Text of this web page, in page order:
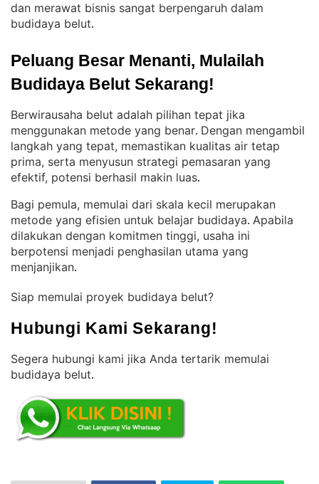
dan merawat bisnis sangat berpengaruh dalam
budidaya belut.
Peluang Besar Menanti, Mulailah
Budidaya Belut Sekarang!
Berwirausaha belut adalah pilihan tepat jika
menggunakan metode yang benar. Dengan mengambil
langkah yang tepat, memastikan kualitas air tetap
prima, serta menyusun strategi pemasaran yang
efektif, potensi berhasil makin luas.
Bagi pemula, memulai dari skala kecil merupakan
metode yang efisien untuk belajar budidaya. Apabila
dilakukan dengan komitmen tinggi, usaha ini
berpotensi menjadi penghasilan utama yang
menjanjikan.
Siap memulai proyek budidaya belut?
Hubungi Kami Sekarang!
Segera hubungi kami jika Anda tertarik memulai
budidaya belut.